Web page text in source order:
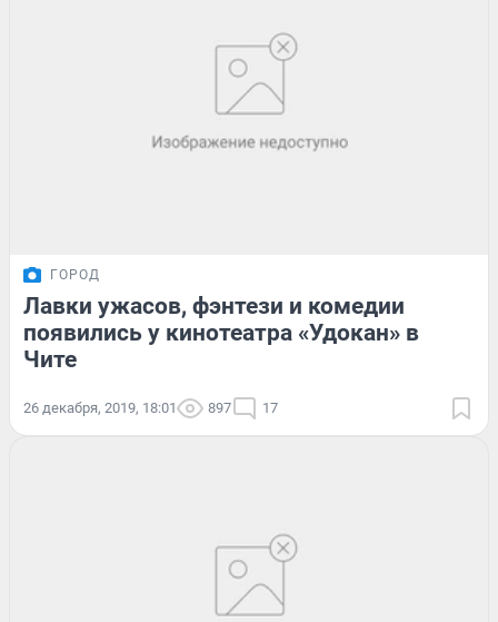
ГОРОД
Лавки ужасов, фэнтези и комедии
появились у кинотеатра «Удокан» в
Чите
26 декабря, 2019, 18:01 897 17